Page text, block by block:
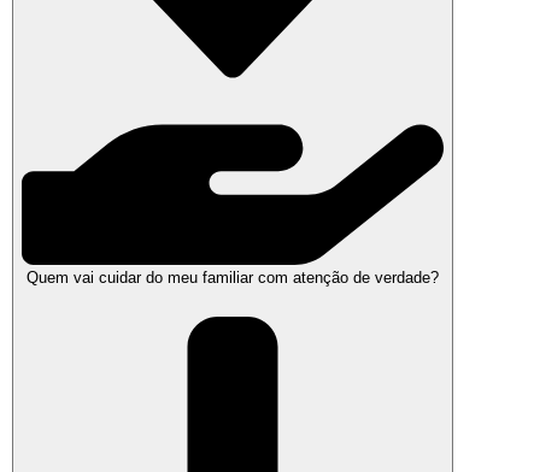
Quem vai cuidar do meu familiar com atenção de verdade?